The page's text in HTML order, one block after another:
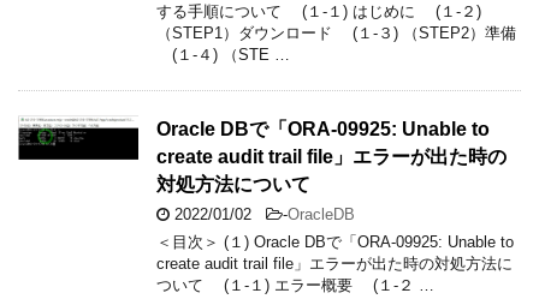
する手順について (１-１) はじめに (１-２)
（STEP1）ダウンロード (１-３) （STEP2）準備
(１-４) （STE …
Oracle DBで「ORA-09925: Unable to
create audit trail file」エラーが出た時の
対処方法について
2022/01/02 -OracleDB
＜目次＞ (１) Oracle DBで「ORA-09925: Unable to
create audit trail file」エラーが出た時の対処方法に
ついて (１-１) エラー概要 (１-２ …